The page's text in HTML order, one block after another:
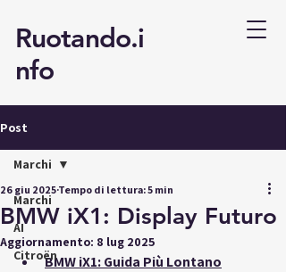
Ruotando.i
nfo
Post
Marchi
AI
Citroën
Marchi
BMW iX1: Display Futuro
26 giu 2025Tempo di lettura: 5 min
Aggiornamento: 8 lug 2025
BMW iX1: Guida Più Lontano